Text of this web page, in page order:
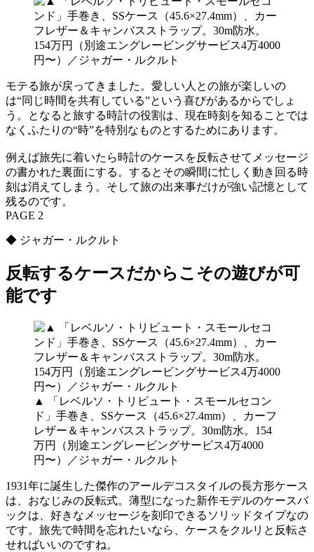
モテる旅が戻ってきました。愛しい人との旅が楽しいの
は“同じ時間を共有している”という喜びがあるからでしょ
う。となると旅する時計の役割は、現在時刻を知ることでは
なくふたりの“時”を特別なものとするためにあります。
例えば旅先に着いたら時計のケースを反転させてメッセージ
の書かれた裏面にする。するとその瞬間に忙しく動き回る時
刻は消えてしまう。そして旅の出来事だけが強い記憶として
残るのです。
PAGE 2
◆ ジャガー・ルクルト
反転するケースだからこその遊びが可
能です
▲ 「レベルソ・トリビュート・スモールセコン
ド」手巻き、SSケース（45.6×27.4mm）、カーフ
レザー＆キャンバスストラップ。30m防水。154
万円（別途エングレービングサービス4万4000
円〜）／ジャガー・ルクルト
1931年に誕生した傑作のアールデコスタイルの長方形ケース
は、おなじみの反転式。薄型になった新作モデルのケースバ
ックは、好きなメッセージを刻印できるソリッドタイプなの
です。旅先で時間を忘れたいなら、ケースをクルリと反転さ
せればいいのですね。